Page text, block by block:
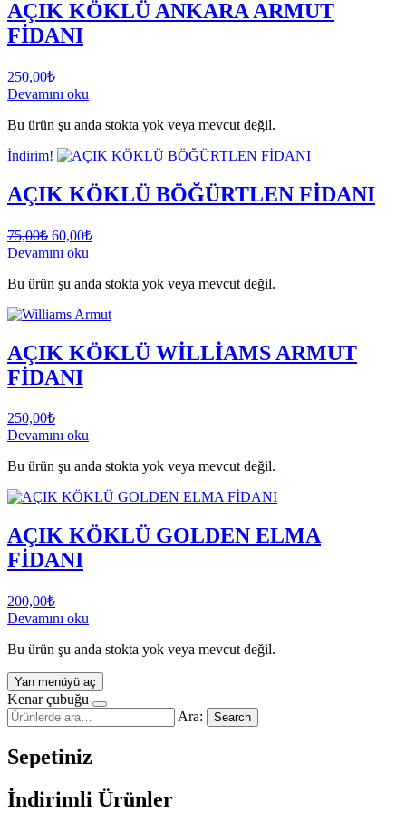
AÇIK KÖKLÜ ANKARA ARMUT
FİDANI
250,00₺
Devamını oku
Bu ürün şu anda stokta yok veya mevcut değil.
İndirim!
AÇIK KÖKLÜ BÖĞÜRTLEN FİDANI
75,00₺ Orijinal
fiyat:
60,00₺Şu
60,00₺.
Devamını oku
Bu ürün şu anda stokta yok veya mevcut değil.
AÇIK KÖKLÜ WİLLİAMS ARMUT
FİDANI
250,00₺
Devamını oku
Bu ürün şu anda stokta yok veya mevcut değil.
AÇIK KÖKLÜ GOLDEN ELMA
FİDANI
200,00₺
Devamını oku
Bu ürün şu anda stokta yok veya mevcut değil.
Yan menüyü aç
Kenar çubuğu
Ara:
Search
Sepetiniz
İndirimli Ürünler